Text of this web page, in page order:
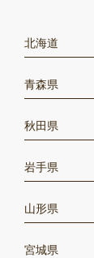
北海道
青森県
秋田県
岩手県
山形県
宮城県